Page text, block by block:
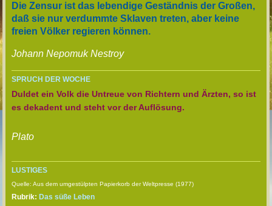
Die Zensur ist das lebendige Geständnis der Großen,
daß sie nur verdummte Sklaven treten, aber keine
freien Völker regieren können.
Johann Nepomuk Nestroy
SPRUCH DER WOCHE
Duldet ein Volk die Untreue von Richtern und Ärzten, so ist
es dekadent und steht vor der Auflösung.
Plato
LUSTIGES
Quelle: Aus dem umgestülpten Papierkorb der Weltpresse (1977)
Rubrik: Das süße Leben